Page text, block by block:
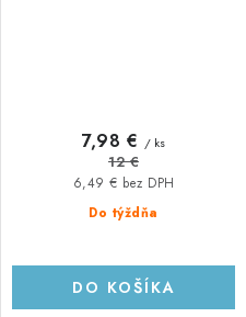
Do týždňa
6,49 € bez DPH
7,98 € / ks
12 €
DO KOŠÍKA